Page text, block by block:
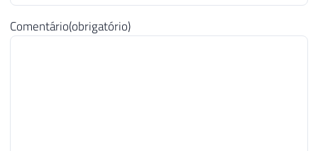
Comentário(obrigatório)